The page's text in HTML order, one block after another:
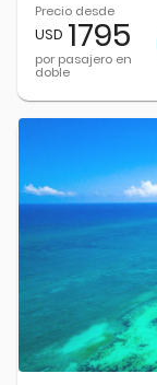
Precio desde
USD 1795
por pasajero en
doble